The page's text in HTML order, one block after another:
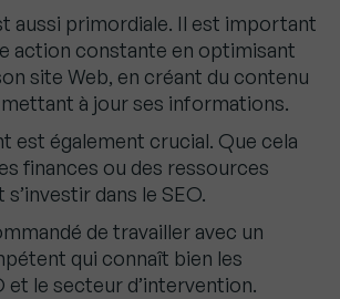
aussi primordiale. Il est important
action constante en optimisant
site Web, en créant du contenu
à jour ses informations.
est également crucial. Que cela
finances ou des ressources
dans le SEO.
de travailler avec un
qui connaît bien les
et le secteur d’intervention.